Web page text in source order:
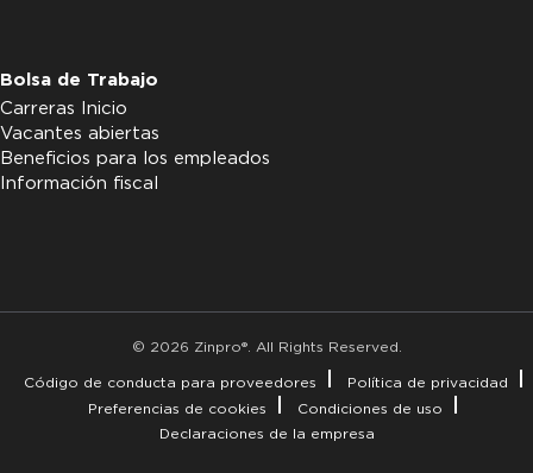
Bolsa de Trabajo
Carreras Inicio
Vacantes abiertas
Beneficios para los empleados
Información fiscal
© 2026 Zinpro®. All Rights Reserved.
Código de conducta para proveedores
Política de privacidad
Preferencias de cookies
Condiciones de uso
Declaraciones de la empresa